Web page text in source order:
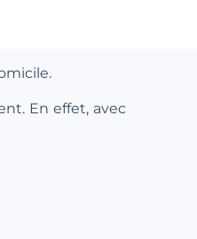
En effet, avec